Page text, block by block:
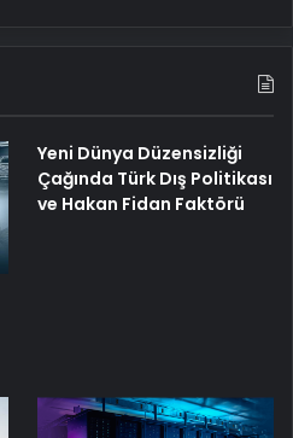
Yeni Dünya Düzensizliği
Çağında Türk Dış Politikası
ve Hakan Fidan Faktörü